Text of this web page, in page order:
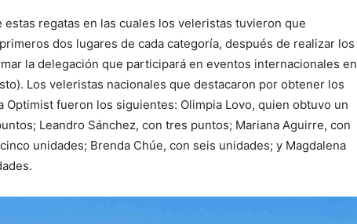
estas regatas en las cuales los veleristas tuvieron que
dos lugares de cada categoría, después de realizar los
la delegación que participará en eventos internacionales en
Los veleristas nacionales que destacaron por obtener los
Optimist fueron los siguientes: Olimpia Lovo, quien obtuvo un
Leandro Sánchez, con tres puntos; Mariana Aguirre, con
unidades; Brenda Chúe, con seis unidades; y Magdalena